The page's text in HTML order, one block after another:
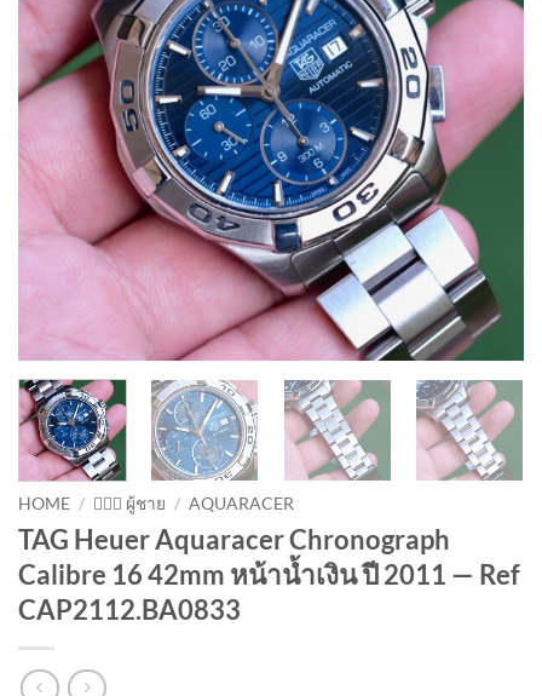
HOME / 🙋🏻‍♂️ ผู้ชาย / AQUARACER
TAG Heuer Aquaracer Chronograph
Calibre 16 42mm หน้าน้ำเงิน ปี 2011 — Ref
CAP2112.BA0833